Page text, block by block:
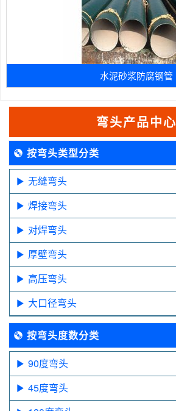
水泥砂浆防腐钢管
弯头产品中心
按弯头类型分类
无缝弯头
焊接弯头
对焊弯头
厚壁弯头
高压弯头
大口径弯头
按弯头度数分类
90度弯头
45度弯头